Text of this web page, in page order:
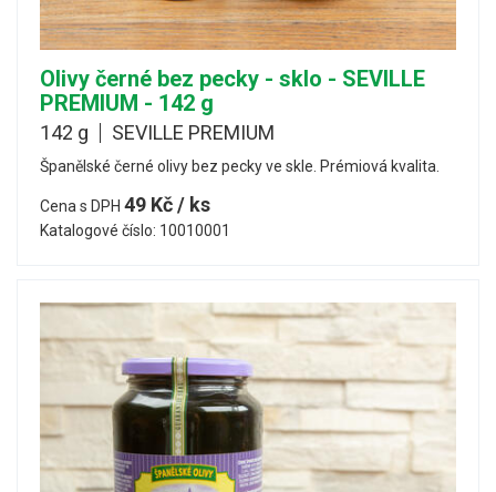
Olivy černé bez pecky - sklo - SEVILLE
PREMIUM - 142 g
142 g SEVILLE PREMIUM
Španělské černé olivy bez pecky ve skle. Prémiová kvalita.
Cena s DPH 49 Kč / ks
Katalogové číslo: 10010001